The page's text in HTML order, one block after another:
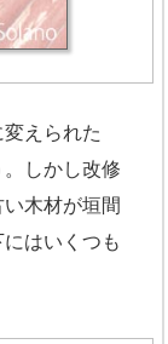
えられた
しかし改修
木材が垣間
はいくつも